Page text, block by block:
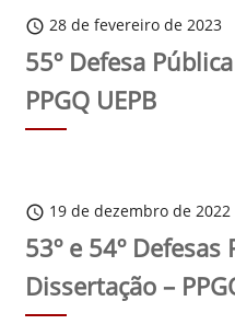
schedule 28 de fevereiro de 2023
55º Defesa
PPGQ UEPB
schedule 19 de dezembro de 2022
53º e 54º Defesas
Dissertação –